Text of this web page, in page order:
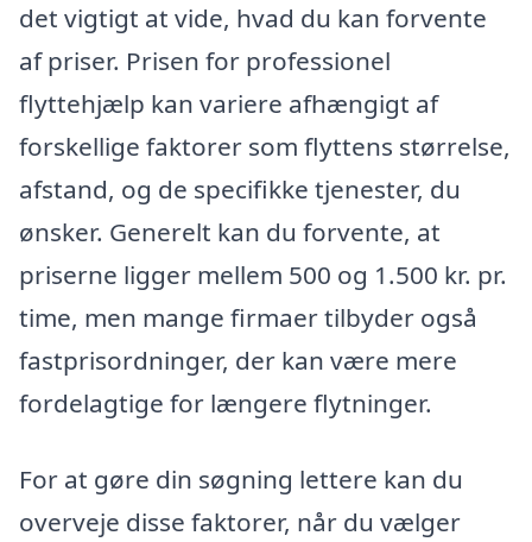
det vigtigt at vide, hvad du kan forvente
af priser. Prisen for professionel
flyttehjælp kan variere afhængigt af
forskellige faktorer som flyttens størrelse,
afstand, og de specifikke tjenester, du
ønsker. Generelt kan du forvente, at
priserne ligger mellem 500 og 1.500 kr. pr.
time, men mange firmaer tilbyder også
fastprisordninger, der kan være mere
fordelagtige for længere flytninger.
For at gøre din søgning lettere kan du
overveje disse faktorer, når du vælger